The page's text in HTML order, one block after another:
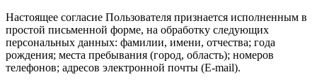
Настоящее согласие Пользователя признается исполненным в
простой письменной форме, на обработку следующих
персональных данных: фамилии, имени, отчества; года
рождения; места пребывания (город, область); номеров
телефонов; адресов электронной почты (E-mail).